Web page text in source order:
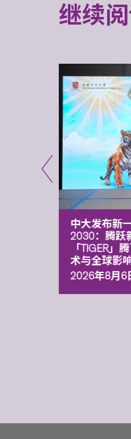
继续
中大发布新
2030：腾跃
「TIGER」
术与全球影
2026年8月6